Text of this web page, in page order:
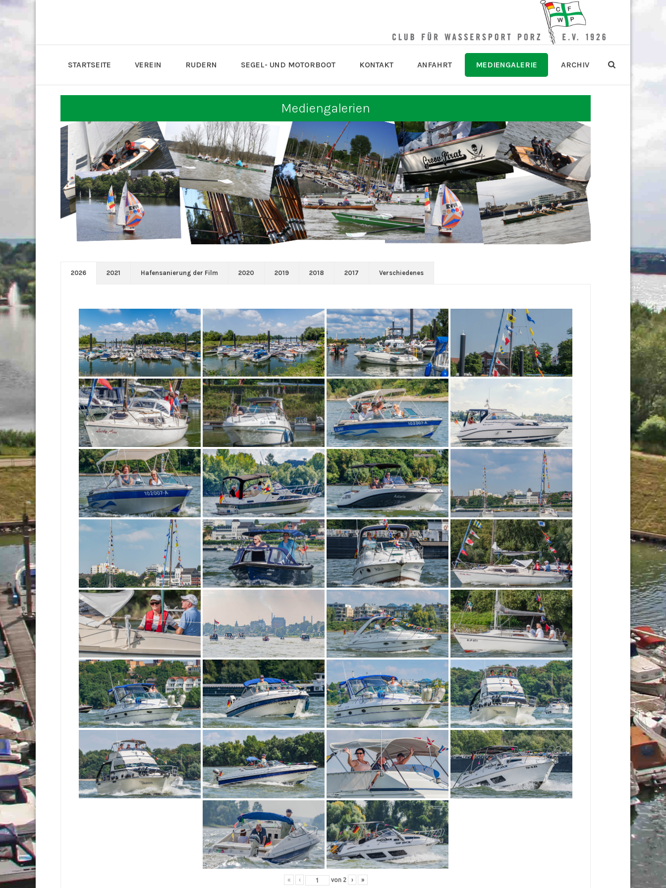
STARTSEITE VEREIN RUDERN SEGEL- UND MOTORBOOT KONTAKT ANFAHRT MEDIENGALERIE ARCHIV
Mediengalerien
2026 2021 Hafensanierung der Film 2020 2019 2018 2017 Verschiedenes
« ‹ von 2 › »